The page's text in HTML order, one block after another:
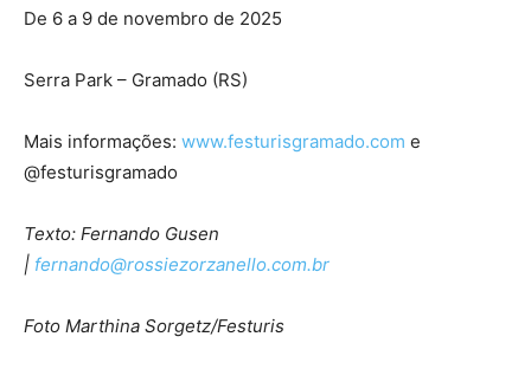
De 6 a 9 de novembro de 2025
Serra Park – Gramado (RS)
Mais informações: www.festurisgramado.com e
@festurisgramado
Texto: Fernando Gusen
| fernando@rossiezorzanello.com.br
Foto Marthina Sorgetz/Festuris